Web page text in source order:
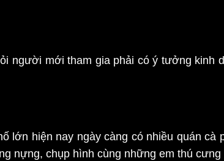
người mới tham gia phải có ý tưởng kinh
hiện nay ngày càng có nhiều quán cà
nựng, chụp hình cùng những em thú cưng